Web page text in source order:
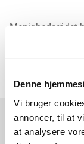
Denne
Vi bruger
annoncer, til at
at analysere
Menighedsrådet
stille taxa-